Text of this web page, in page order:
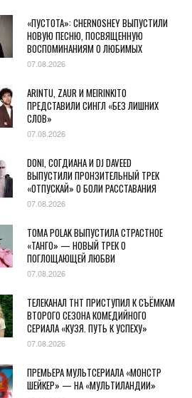
«ПУСТОТА»: CHERNOSHEY ВЫПУСТИЛИ
НОВУЮ ПЕСНЮ, ПОСВЯЩЕННУЮ
ВОСПОМИНАНИЯМ О ЛЮБИМЫХ
07.08.2026
ARINTU, ZAUR И MEIRINKITO
ПРЕДСТАВИЛИ СИНГЛ «БЕЗ ЛИШНИХ
СЛОВ»
07.08.2026
DONI, СОГДИАНА И DJ DAVEED
ВЫПУСТИЛИ ПРОНЗИТЕЛЬНЫЙ ТРЕК
«ОТПУСКАЙ» О БОЛИ РАССТАВАНИЯ
07.08.2026
TOMA POLAK ВЫПУСТИЛА СТРАСТНОЕ
«ТАНГО» — НОВЫЙ ТРЕК О
ПОГЛОЩАЮЩЕЙ ЛЮБВИ
07.08.2026
ТЕЛЕКАНАЛ ТНТ ПРИСТУПИЛ К СЪЁМКАМ
ВТОРОГО СЕЗОНА КОМЕДИЙНОГО
СЕРИАЛА «КУЗЯ. ПУТЬ К УСПЕХУ»
07.08.2026
ПРЕМЬЕРА МУЛЬТСЕРИАЛА «МОНСТР
ШЕЙКЕР» — НА «МУЛЬТИЛАНДИИ»